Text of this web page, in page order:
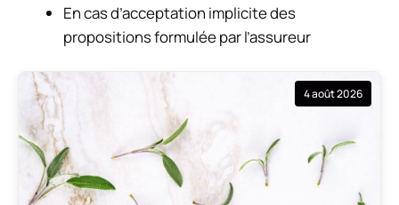
En cas d’acceptation implicite des
propositions formulée par l’assureur
4 août 2026